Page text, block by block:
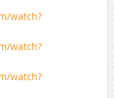
watch?
watch?
watch?